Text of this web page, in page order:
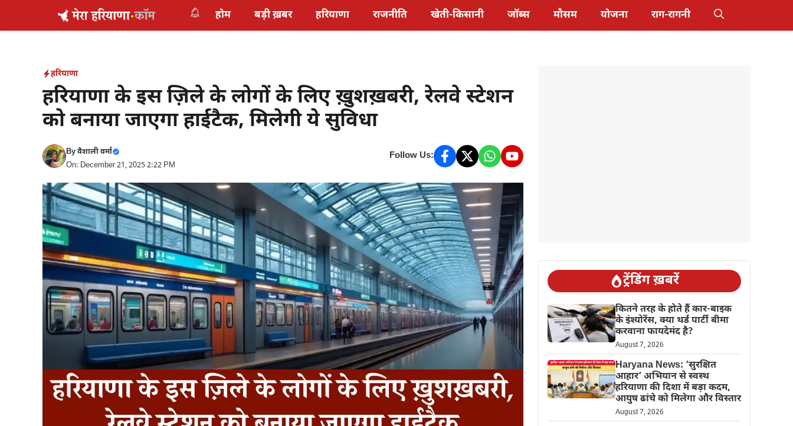
होम बड़ी ख़बर हरियाणा राजनीति खेती-किसानी जॉब्स मौसम योजना राग-रागनी
हरियाणा
हरियाणा के इस ज़िले के लोगों के लिए ख़ुशख़बरी, रेलवे स्टेशन
को बनाया जाएगा हाईटैक, मिलेगी ये सुविधा
Byवैशाली वर्मा
On: December 21, 2025 2:22 PM
Follow Us:
ट्रेंडिंग ख़बरें
कितने तरह के होते हैं कार-बाइक
के इंश्योरेंस, क्या थर्ड पार्टी बीमा
करवाना फायदेमंद है?
August 7, 2026
Haryana News: ‘सुरक्षित
आहार’ अभियान से स्वस्थ
हरियाणा की दिशा में बड़ा कदम,
आयुष ढांचे को मिलेगा और विस्तार
August 7, 2026